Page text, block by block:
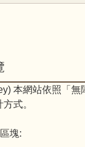
本網站依照「
式。
塊: